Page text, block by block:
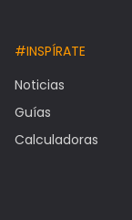
#INSPÍRATE
Noticias
Guías
Calculadoras